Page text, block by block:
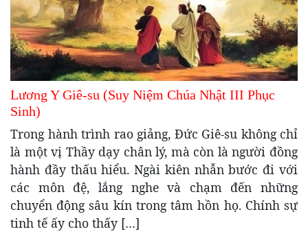
Lương Y Giê-su (Suy Niệm Chúa Nhật III Phục
Sinh)
Trong hành trình rao giảng, Đức Giê-su không chỉ
là một vị Thầy dạy chân lý, mà còn là người đồng
hành đầy thấu hiểu. Ngài kiên nhẫn bước đi với
các môn đệ, lắng nghe và chạm đến những
chuyển động sâu kín trong tâm hồn họ. Chính sự
tinh tế ấy cho thấy […]